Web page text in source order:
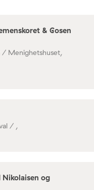
& Gosen
/ Menighetshuset,
/ ,
og